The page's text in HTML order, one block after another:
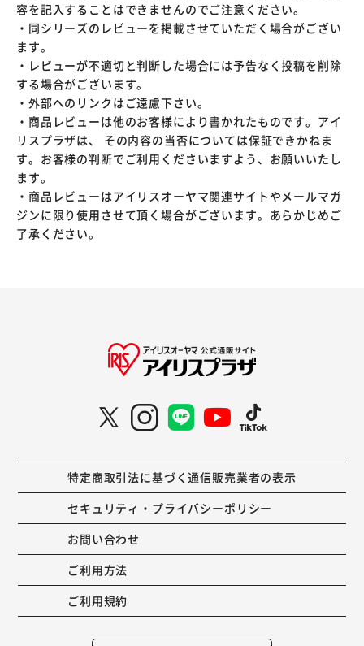
容を記入することはできませんのでご注意ください。
・同シリーズのレビューを掲載させていただく場合がござい
ます。
・レビューが不適切と判断した場合には予告なく投稿を削除
する場合がございます。
・外部へのリンクはご遠慮下さい。
・商品レビューは他のお客様により書かれたものです。アイ
リスプラザは、 その内容の当否については保証できかねま
す。お客様の判断でご利用くださいますよう、お願いいたし
ます。
・商品レビューはアイリスオーヤマ関連サイトやメールマガ
ジンに限り使用させて頂く場合がございます。あらかじめご
了承ください。
特定商取引法に基づく通信販売業者の表示
セキュリティ・プライバシーポリシー
お問い合わせ
ご利用方法
ご利用規約